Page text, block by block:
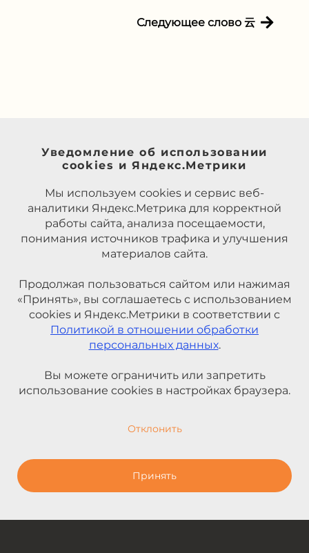
Следующее слово 云
Уведомление об использовании
cookies и Яндекс.Метрики
Мы используем cookies и сервис веб-
аналитики Яндекс.Метрика для корректной
работы сайта, анализа посещаемости,
понимания источников трафика и улучшения
материалов сайта.
Продолжая пользоваться сайтом или нажимая
«Принять», вы соглашаетесь с использованием
cookies и Яндекс.Метрики в соответствии с
Политикой в отношении обработки
персональных данных.
Вы можете ограничить или запретить
использование cookies в настройках браузера.
Отклонить
Принять